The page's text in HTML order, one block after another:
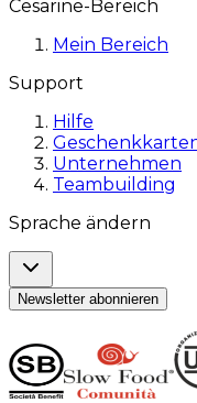
Cesarine-Bereich
Mein Bereich
Support
Hilfe
Unternehmen
Teambuilding
Sprache ändern
Newsletter abonnieren